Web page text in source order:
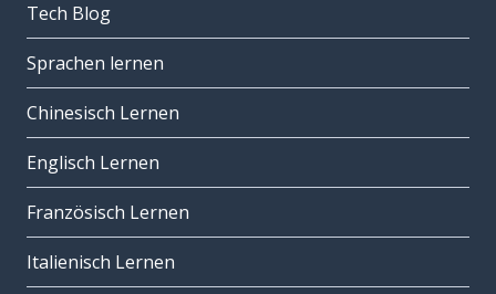
Tech Blog
Sprachen lernen
Chinesisch Lernen
Englisch Lernen
Französisch Lernen
Italienisch Lernen